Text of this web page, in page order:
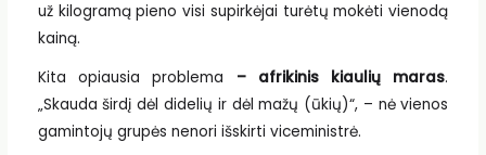
už kilogramą pieno visi supirkėjai turėtų mokėti vienodą
kainą.
Kita opiausia problema – afrikinis kiaulių maras.
„Skauda širdį dėl didelių ir dėl mažų (ūkių)“, – nė vienos
gamintojų grupės nenori išskirti viceministrė.